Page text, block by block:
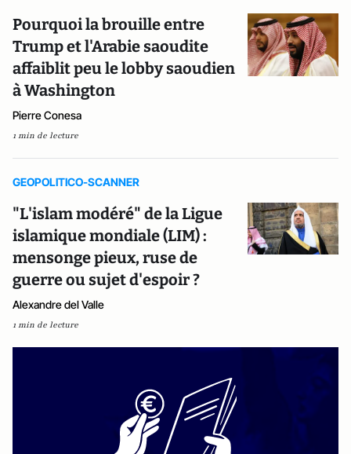
Pourquoi la brouille entre
Trump et l'Arabie saoudite
affaiblit peu le lobby saoudien
à Washington
Pierre Conesa
1 min de lecture
GEOPOLITICO-SCANNER
"L'islam modéré" de la Ligue
islamique mondiale (LIM) :
mensonge pieux, ruse de
guerre ou sujet d'espoir ?
Alexandre del Valle
1 min de lecture